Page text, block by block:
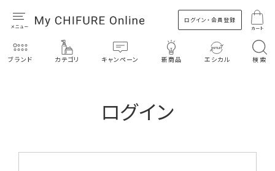
ログイン・会員登録
カート
ブランド カテゴリ キャンペーン 新商品 エシカル 検索
ログイン